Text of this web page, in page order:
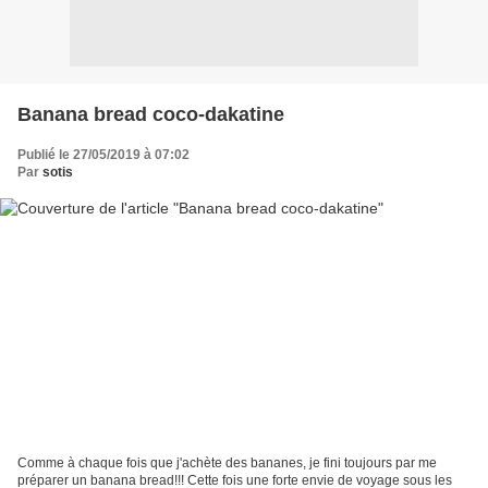
Banana bread coco-dakatine
Publié le 27/05/2019 à 07:02
Par sotis
Comme à chaque fois que j'achète des bananes, je fini toujours par me
préparer un banana bread!!! Cette fois une forte envie de voyage sous les